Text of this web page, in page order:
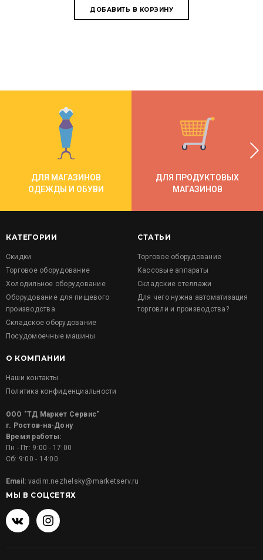
ДЛЯ МАГАЗИНОВ
ОДЕЖДЫ И ОБУВИ
ДЛЯ ПРОДУКТОВЫХ
МАГАЗИНОВ
КАТЕГОРИИ
Скидки
Торговое оборудование
Холодильное оборудование
Оборудование для пищевого
производства
Складское оборудование
Посудомоечные машины
СТАТЬИ
Торговое оборудование
Кассовые аппараты
Складские стеллажи
Для чего нужна автоматизация
торговли и производства?
О КОМПАНИИ
Наши контакты
Политика конфиденциальности
ООО "ТД Маркет Сервис"
г. Ростов-на-Дону
Время работы:
Пн - Пт: 9:00 - 17:00
Сб: 9:00 - 14:00
Email: vadim.nezhelsky@marketserv.ru
МЫ В СОЦСЕТЯХ